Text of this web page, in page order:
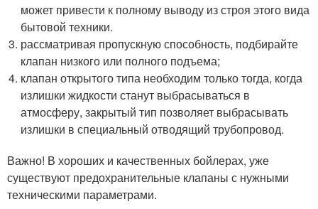
может привести к полному выводу из строя этого вида
бытовой техники.
рассматривая пропускную способность, подбирайте
клапан низкого или полного подъема;
клапан открытого типа необходим только тогда, когда
излишки жидкости станут выбрасываться в
атмосферу, закрытый тип позволяет выбрасывать
излишки в специальный отводящий трубопровод.
Важно! В хороших и качественных бойлерах, уже
существуют предохранительные клапаны с нужными
техническими параметрами.